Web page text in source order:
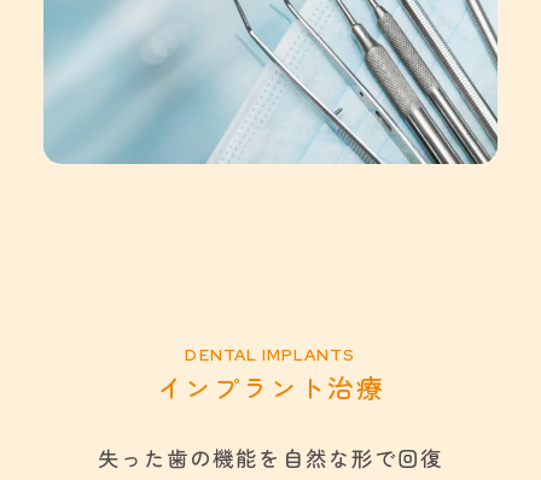
インプラント治療
失った歯の機能を自然な形で回復